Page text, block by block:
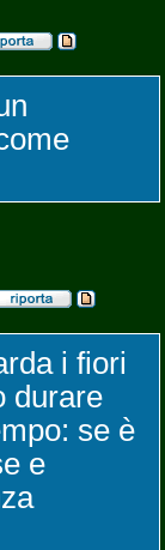
i fiori
durare
se è
e